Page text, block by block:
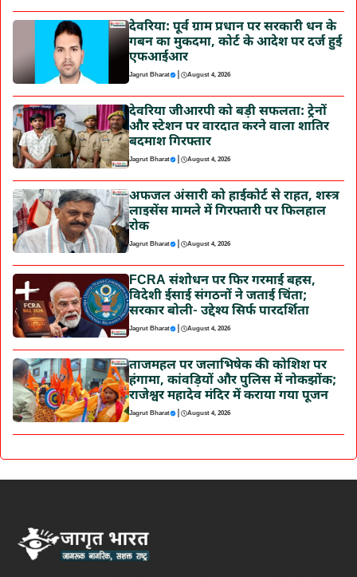
देवरिया: पूर्व ग्राम प्रधान पर सरकारी धन के
गबन का मुकदमा, कोर्ट के आदेश पर दर्ज हुई
एफआईआर
Jagrut Bharat | August 4, 2026
देवरिया जीआरपी को बड़ी सफलता: ट्रेनों
और स्टेशन पर वारदात करने वाला शातिर
बदमाश गिरफ्तार
Jagrut Bharat | August 4, 2026
अफजल अंसारी को हाईकोर्ट से राहत, शस्त्र
लाइसेंस मामले में गिरफ्तारी पर फिलहाल
रोक
Jagrut Bharat | August 4, 2026
FCRA संशोधन पर फिर गरमाई बहस,
विदेशी ईसाई संगठनों ने जताई चिंता;
सरकार बोली- उद्देश्य सिर्फ पारदर्शिता
Jagrut Bharat | August 4, 2026
ताजमहल पर जलाभिषेक की कोशिश पर
हंगामा, कांवड़ियों और पुलिस में नोकझोंक;
राजेश्वर महादेव मंदिर में कराया गया पूजन
Jagrut Bharat | August 4, 2026